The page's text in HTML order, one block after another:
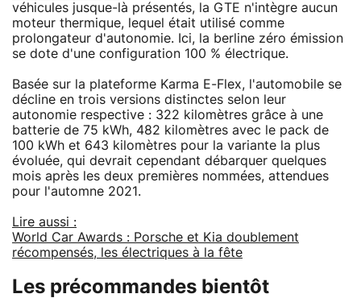
véhicules jusque-là présentés, la GTE n'intègre aucun
moteur thermique, lequel était utilisé comme
prolongateur d'autonomie. Ici, la berline zéro émission
se dote d'une configuration 100 % électrique.
Basée sur la plateforme Karma E-Flex, l'automobile se
décline en trois versions distinctes selon leur
autonomie respective : 322 kilomètres grâce à une
batterie de 75 kWh, 482 kilomètres avec le pack de
100 kWh et 643 kilomètres pour la variante la plus
évoluée, qui devrait cependant débarquer quelques
mois après les deux premières nommées, attendues
pour l'automne 2021.
Lire aussi :
World Car Awards : Porsche et Kia doublement
récompensés, les électriques à la fête
Les précommandes bientôt